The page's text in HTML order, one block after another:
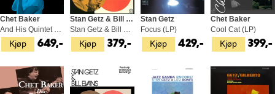
Kjøp
Chet Baker
And His Quintet With Bobby… - LTD (LP)
649,- Kjøp
Stan Getz & Bill Evans
Stan Getz & Bill Evans (LP)
379,- Kjøp
Stan Getz
Focus (LP)
429,- Kjøp
Chet Baker
Cool Cat (LP)
399,-